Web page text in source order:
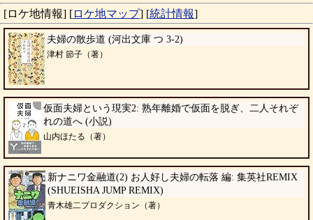
[ロケ地情報] [ロケ地マップ] [統計情報]
夫婦の散歩道 (河出文庫 つ 3-2)
津村 節子（著）
仮面夫婦という現実2: 熟年離婚で仮面を脱ぎ、二人それぞ
れの道へ (小説)
山内ほたる（著）
新ナニワ金融道(2) お人好し夫婦の転落 編: 集英社REMIX
(SHUEISHA JUMP REMIX)
青木雄二プロダクション（著）